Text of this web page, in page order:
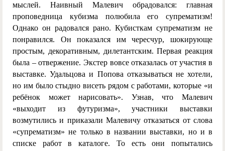
мыслей. Наивный Малевич обрадовался: главная
проповедница кубизма полюбила его супрематизм!
Однако он радовался рано. Кубисткам супрематизм не
понравился. Он показался им чересчур, шокирующе
простым, декоративным, дилетантским. Первая реакция
была – отвержение. Экстер вовсе отказалась от участия в
выставке. Удальцова и Попова отказываться не хотели,
но им было стыдно висеть рядом с работами, которые «и
ребёнок может нарисовать». Узнав, что Малевич
«выходит из футуризма», участники выставки
возмутились и приказали Малевичу отказаться от слова
«супрематизм» не только в названии выставки, но и в
списке работ в каталоге. То есть они попытались